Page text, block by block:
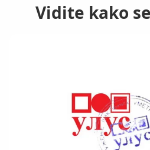
Vidite kako